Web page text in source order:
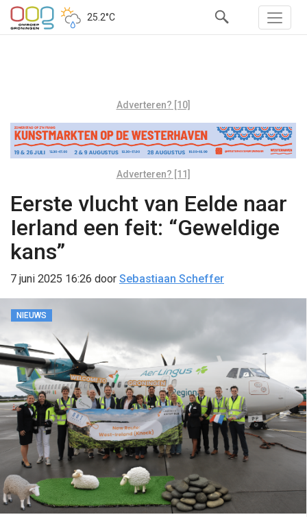
25.2°C
Adverteren? [10]
Adverteren? [11]
Eerste vlucht van Eelde naar
Ierland een feit: “Geweldige
kans”
7 juni 2025 16:26 door Sebastiaan Scheffer
NIEUWS